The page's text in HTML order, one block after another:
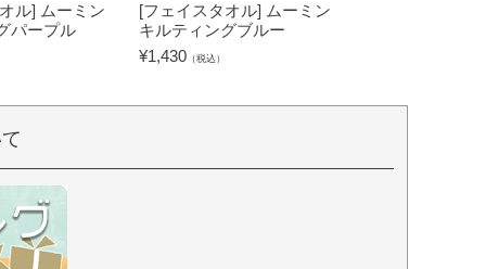
ル] ムーミン
パープル
[フェイスタオル] ムーミン
キルティングブルー
¥1,430 （税込）